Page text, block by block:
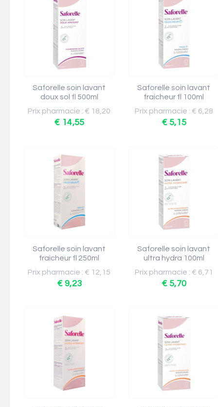
Saforelle soin lavant
doux sol fl 500ml
Prix pharmacie : € 18,20
€ 14,55
Saforelle soin lavant
fraicheur fl 100ml
Prix pharmacie : € 6,28
€ 5,15
Saforelle soin lavant
fraicheur fl 250ml
Prix pharmacie : € 12,15
€ 9,23
Saforelle soin lavant
ultra hydra 100ml
Prix pharmacie : € 6,71
€ 5,70